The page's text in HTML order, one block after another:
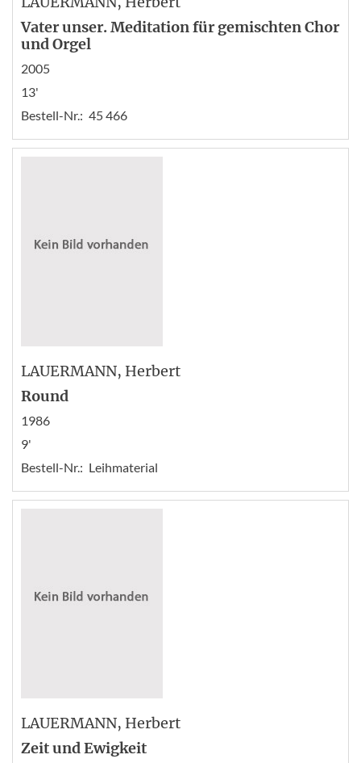
Vater unser. Meditation für gemischten Chor
und Orgel
2005
13'
Bestell-Nr.: 45 466
LAUERMANN, Herbert
Round
1986
9'
Bestell-Nr.: Leihmaterial
LAUERMANN, Herbert
Zeit und Ewigkeit